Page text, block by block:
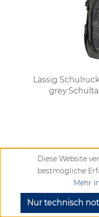
Lässig
grey
Diese Website
bestmögliche
Mehr
Nur technisch
SEHR GUT (4.72 / 5)
aus905Bewertungen
Informationen zur